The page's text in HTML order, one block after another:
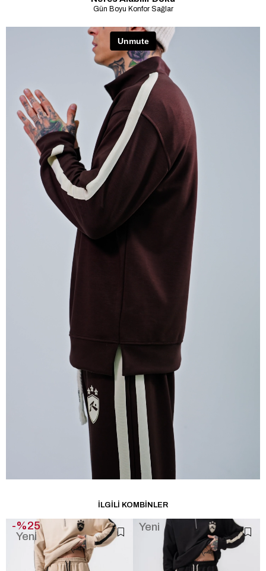
Gün Boyu Konfor Sağlar
İLGILI KOMBINLER
%25
Yeni
Ürün
Yeni